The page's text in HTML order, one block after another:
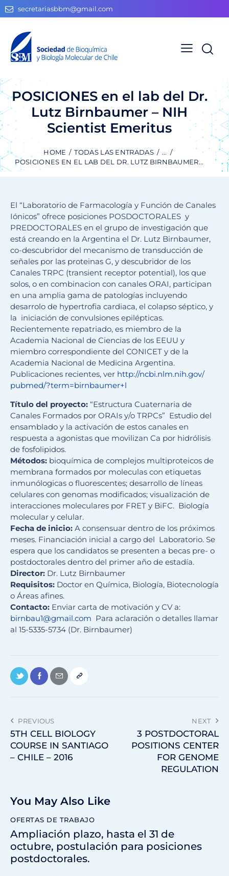
secretariasbbm@gmail.com
POSICIONES en el lab del Dr.
Lutz Birnbaumer – NIH
Scientist Emeritus
HOME TODAS LAS ENTRADAS
...
POSICIONES EN EL LAB DEL DR. LUTZ BIRNBAUMER...
El “Laboratorio de Farmacología y Función de Canales
Iónicos” ofrece posiciones POSDOCTORALES y
PREDOCTORALES en el grupo de investigación que
está creando en la Argentina el Dr. Lutz Birnbaumer,
co-descubridor del mecanismo de transducción de
señales por las proteinas G, y descubridor de los
Canales TRPC (transient receptor potential), los que
solos, o en combinacion con canales ORAI, participan
en una amplia gama de patologías incluyendo
desarrolo de hypertrofia cardiaca, el colapso séptico, y
la iniciación de convulsiones epilépticas.
Recientemente repatriado, es miembro de la
Academia Nacional de Ciencias de los EEUU y
miembro correspondiente del CONICET y de la
Academia Nacional de Medicina Argentina.
Publicaciones recientes, ver http://ncbi.nlm.nih.gov/
pubmed/?term=birnbaumer+l
Título del proyecto: “Estructura Cuaternaria de
Canales Formados por ORAIs y/o TRPCs” Estudio del
ensamblado y la activación de estos canales en
respuesta a agonistas que movilizan Ca por hidrólisis
de fosfolipidos.
Métodos: bioquímica de complejos multiproteicos de
membrana formados por moleculas con etiquetas
inmunólogicas o fluorescentes; desarrollo de líneas
celulares con genomas modificados; visualización de
interacciones moleculares por FRET y BiFC. Biología
molecular y celular.
Fecha de inicio: A consensuar dentro de los próximos
meses. Financiación inicial a cargo del Laboratorio. Se
espera que los candidatos se presenten a becas pre- o
postdoctorales dentro del primer año de estadía.
Director: Dr. Lutz Birnbaumer
Requisitos: Doctor en Química, Biología, Biotecnología
o Áreas afines.
Contacto: Enviar carta de motivación y CV a:
birnbau1@gmail.com Para aclaración o detalles llamar
al 15-5335-5734 (Dr. Birnbaumer)
PREVIOUS
5TH CELL BIOLOGY
COURSE IN SANTIAGO
– CHILE – 2016
NEXT
3 POSTDOCTORAL
POSITIONS CENTER
FOR GENOME
REGULATION
You May Also Like
OFERTAS DE TRABAJO
Ampliación plazo, hasta el 31 de
octubre, postulación para posiciones
postdoctorales.